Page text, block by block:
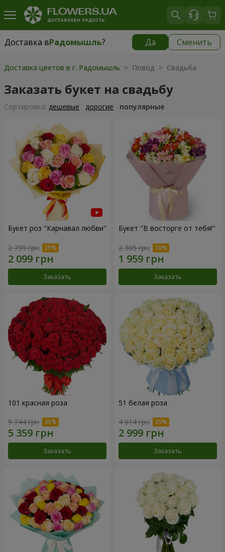
Доставка вРадомышль? Да Сменить
Доставка вРадомышль|
Доставка цветов в г. Радомышль > Повод > Свадьба
Заказать букет на свадьбу
Cортировка: дешевые дорогие популярные
Букет роз "Карнавал любви"
2 799 грн
Заказать
Букет "В восторге от тебя!"
2 305 грн
Заказать
101 красная роза
9 744 грн
Заказать
51 белая роза
4 614 грн
Заказать